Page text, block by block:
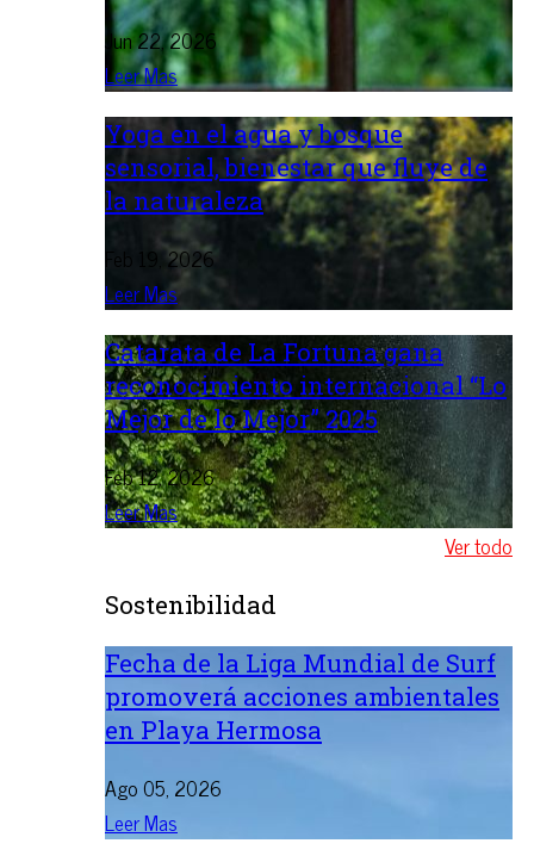
Jun 22, 2026
Leer Mas
Yoga en el agua y bosque
sensorial, bienestar que fluye de
la naturaleza
Feb 19, 2026
Leer Mas
Catarata de La Fortuna gana
reconocimiento internacional “Lo
Mejor de lo Mejor” 2025
Feb 12, 2026
Leer Mas
Ver todo
Sostenibilidad
Fecha de la Liga Mundial de Surf
promoverá acciones ambientales
en Playa Hermosa
Ago 05, 2026
Leer Mas